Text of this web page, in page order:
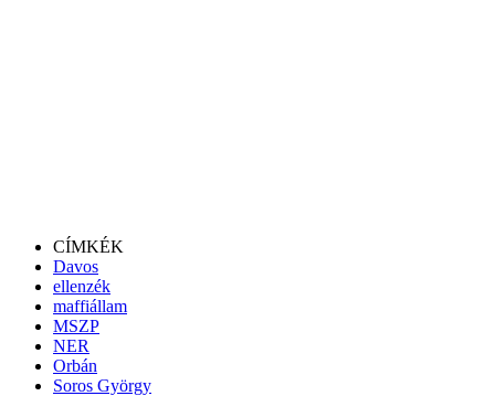
CÍMKÉK
Davos
ellenzék
maffiállam
MSZP
NER
Orbán
Soros György